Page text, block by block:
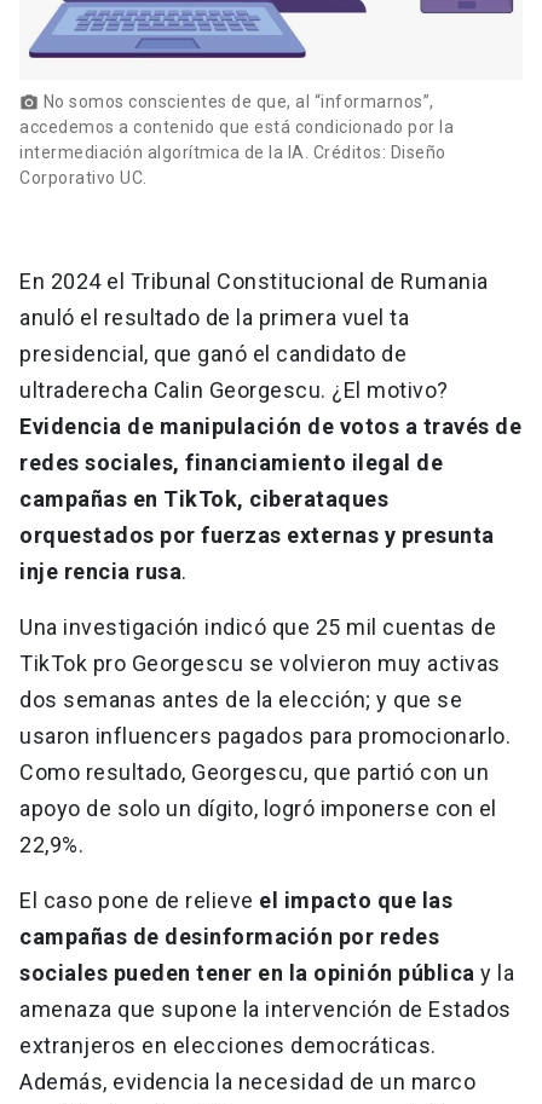
photo_camera No somos conscientes de que, al “informarnos”,
accedemos a contenido que está condicionado por la
intermediación algorítmica de la IA. Créditos: Diseño
Corporativo UC.
En 2024 el Tribunal Constitucional de Rumania
anuló el resultado de la primera vuel ta
presidencial, que ganó el candidato de
ultraderecha Calin Georgescu. ¿El motivo?
Evidencia de manipulación de votos a través de
redes sociales, financiamiento ilegal de
campañas en TikTok, ciberataques
orquestados por fuerzas externas y presunta
inje rencia rusa.
Una investigación indicó que 25 mil cuentas de
TikTok pro Georgescu se volvieron muy activas
dos semanas antes de la elección; y que se
usaron influencers pagados para promocionarlo.
Como resultado, Georgescu, que partió con un
apoyo de solo un dígito, logró imponerse con el
22,9%.
El caso pone de relieve el impacto que las
campañas de desinformación por redes
sociales pueden tener en la opinión pública y la
amenaza que supone la intervención de Estados
extranjeros en elecciones democráticas.
Además, evidencia la necesidad de un marco